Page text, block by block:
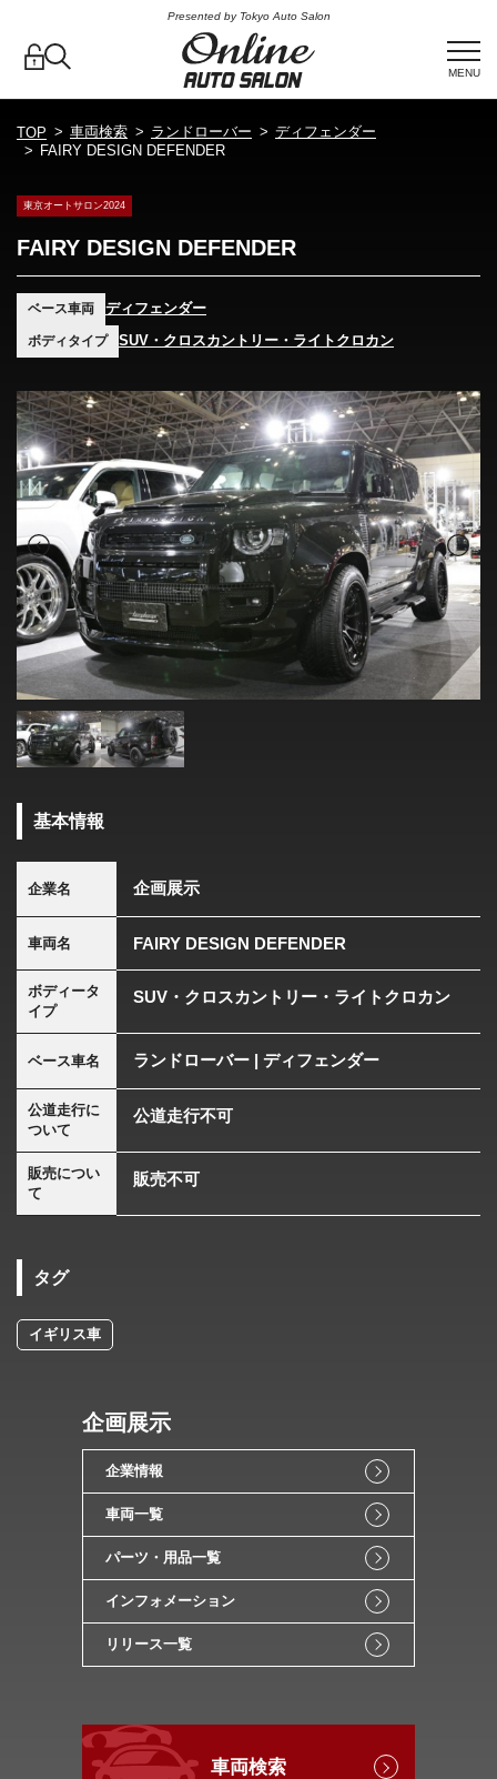
Presented by Tokyo Auto Salon
MENU
TOP 車両検索 ランドローバー
ディフェンダー
FAIRY DESIGN DEFENDER
東京オートサロン2024
FAIRY DESIGN DEFENDER
ベース車両 ディフェンダー
ボディタイプ SUV・クロスカントリー・ライトクロカン
基本情報
企業名 企画展示
車両名 FAIRY DESIGN DEFENDER
ボディータ
イプ
SUV・クロスカントリー・ライトクロカン
ベース車名 ランドローバー | ディフェンダー
公道走行に
ついて
公道走行不可
販売につい
て
販売不可
タグ
イギリス車
企画展示
企業情報
車両一覧
パーツ・用品一覧
インフォメーション
リリース一覧
車両検索